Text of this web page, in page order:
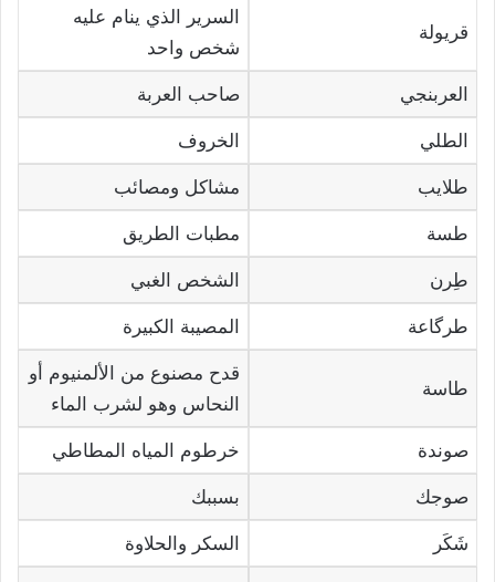
قريولة
السرير الذي ينام عليه
شخص واحد
العربنجي صاحب العربة
الطلي الخروف
طلايب مشاكل ومصائب
طسة مطبات الطريق
طِرن الشخص الغبي
طرگاعة المصيبة الكبيرة
طاسة
قدح مصنوع من الألمنيوم أو
النحاس وهو لشرب الماء
صوندة خرطوم المياه المطاطي
صوجك بسببك
شَكَر السكر والحلاوة